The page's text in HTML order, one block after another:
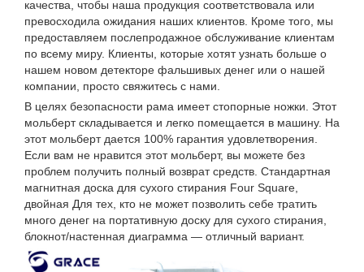
качества, чтобы наша продукция соответствовала или
превосходила ожидания наших клиентов. Кроме того, мы
предоставляем послепродажное обслуживание клиентам
по всему миру. Клиенты, которые хотят узнать больше о
нашем новом детекторе фальшивых денег или о нашей
компании, просто свяжитесь с нами.
В целях безопасности рама имеет стопорные ножки. Этот
мольберт складывается и легко помещается в машину. На
этот мольберт дается 100% гарантия удовлетворения.
Если вам не нравится этот мольберт, вы можете без
проблем получить полный возврат средств. Стандартная
магнитная доска для сухого стирания Four Square,
двойная Для тех, кто не может позволить себе тратить
много денег на портативную доску для сухого стирания,
блокнот/настенная диаграмма — отличный вариант.